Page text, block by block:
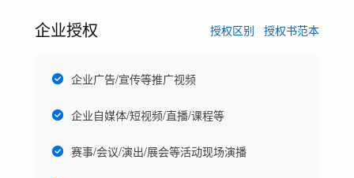
企业授权 授权区别 授权书范本
企业广告/宣传等推广视频
企业自媒体/短视频/直播/课程等
赛事/会议/演出/展会等活动现场演播